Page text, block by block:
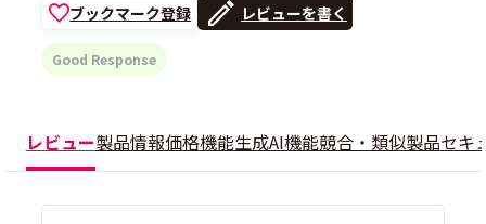
ブックマーク登録 レビューを書く
Good Response
レビュー製品情報価格機能生成AI機能競合・類似製品セキ